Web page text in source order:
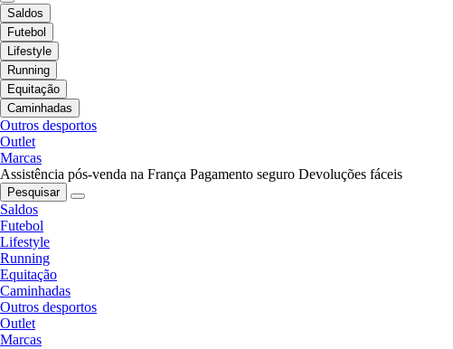
Saldos
Futebol
Lifestyle
Running
Equitação
Caminhadas
Outros desportos
Outlet
Marcas
Assistência pós-venda na França Pagamento seguro Devoluções fáceis
Pesquisar
Saldos
Futebol
Lifestyle
Running
Equitação
Caminhadas
Outros desportos
Outlet
Marcas